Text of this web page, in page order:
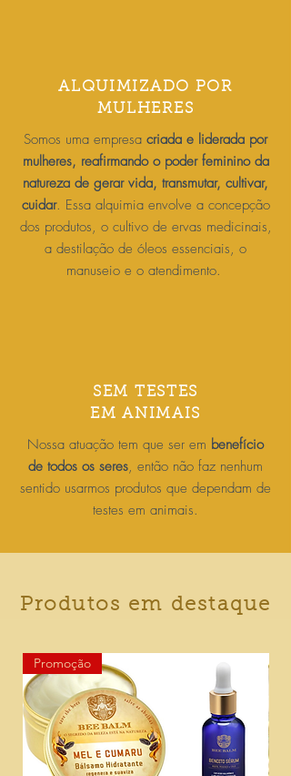
ALQUIMIZADO POR
MULHERES
Somos uma empresa criada e liderada por
mulheres, reafirmando o poder feminino da
natureza de gerar vida, transmutar, cultivar,
cuidar. Essa alquimia envolve a concepção
dos produtos, o cultivo de ervas medicinais,
a destilação de óleos essenciais, o
manuseio e o atendimento.
SEM TESTES
EM ANIMAIS
Nossa atuação tem que ser em benefício
de todos os seres, então não faz nenhum
sentido usarmos produtos que dependam de
testes em animais.
Produtos em destaque
Promoção